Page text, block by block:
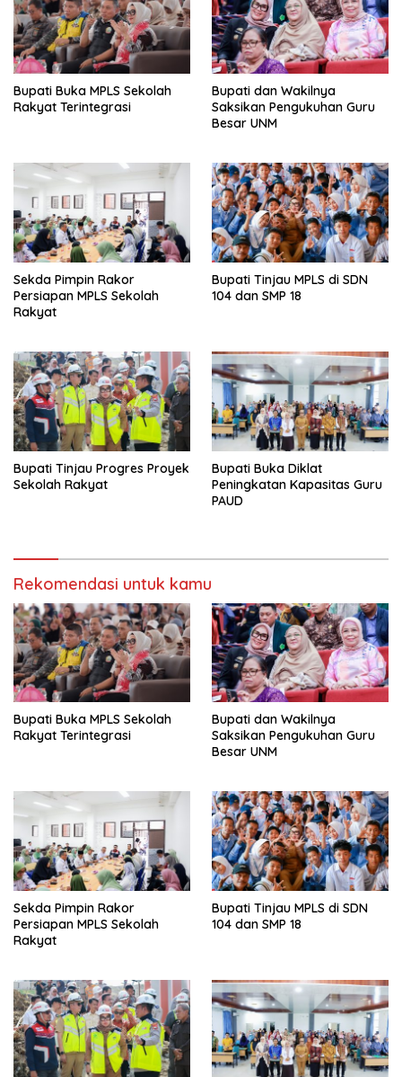
Bupati Buka MPLS Sekolah
Rakyat Terintegrasi
Bupati dan Wakilnya
Saksikan Pengukuhan Guru
Besar UNM
Sekda Pimpin Rakor
Persiapan MPLS Sekolah
Rakyat
Bupati Tinjau MPLS di SDN
104 dan SMP 18
Bupati Tinjau Progres Proyek
Sekolah Rakyat
Bupati Buka Diklat
Peningkatan Kapasitas Guru
PAUD
Rekomendasi untuk kamu
Bupati Buka MPLS Sekolah
Rakyat Terintegrasi
Bupati dan Wakilnya
Saksikan Pengukuhan Guru
Besar UNM
Sekda Pimpin Rakor
Persiapan MPLS Sekolah
Rakyat
Bupati Tinjau MPLS di SDN
104 dan SMP 18